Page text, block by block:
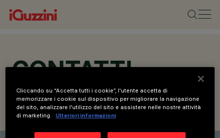
CONTATTI
CONTATTI RICHIEDI INFORMAZIONI
Cliccando su “Accetta tutti i cookie”, l'utente accetta di
memorizzare i cookie sul dispositivo per migliorare la navigazione
del sito, analizzare l'utilizzo del sito e assistere nelle nostre attività
di marketing.
Ulteriori informazioni